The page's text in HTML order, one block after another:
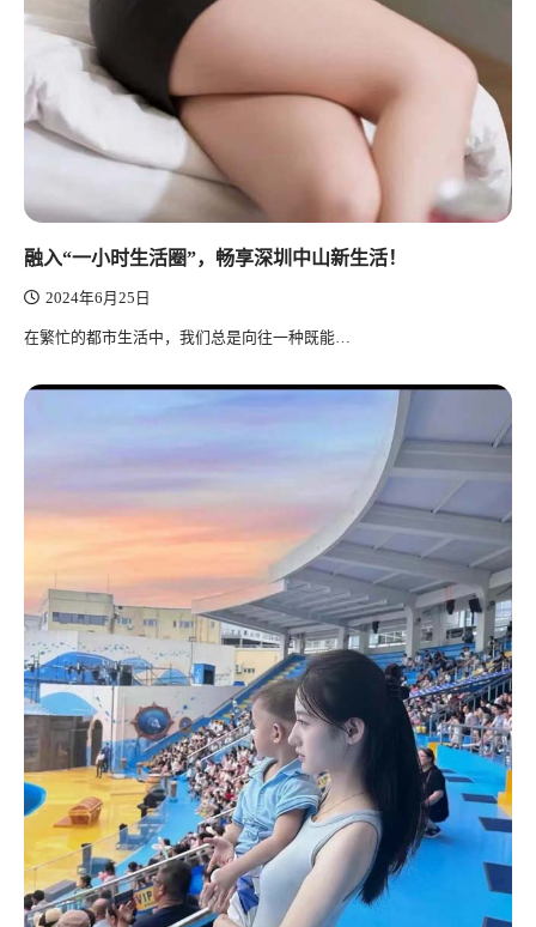
融入“一小时生活圈”，畅享深圳中山新生活！
2024年6月25日
在繁忙的都市生活中，我们总是向往一种既能…